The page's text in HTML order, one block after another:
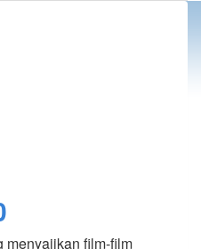
menyajikan film-film